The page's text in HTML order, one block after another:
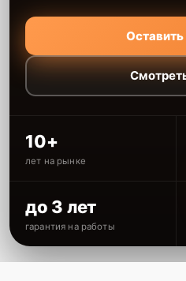
Оставить
10+
лет на рынке
до 3 лет
гарантия на работы